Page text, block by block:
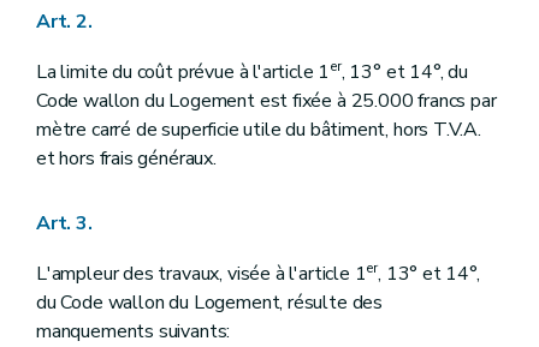
Art. 2.
La limite du coût prévue à l'article 1er, 13° et 14°, du
Code wallon du Logement est fixée à 25.000 francs par
mètre carré de superficie utile du bâtiment, hors T.V.A.
et hors frais généraux.
Art. 3.
L'ampleur des travaux, visée à l'article 1er, 13° et 14°,
du Code wallon du Logement, résulte des
manquements suivants: